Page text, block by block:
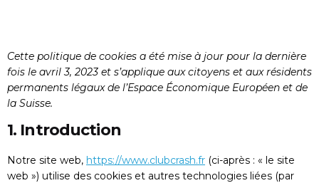
Cette politique de cookies a été mise à jour pour la dernière
fois le avril 3, 2023 et s’applique aux citoyens et aux résidents
permanents légaux de l’Espace Économique Européen et de
la Suisse.
1. Introduction
Notre site web, https://www.clubcrash.fr (ci-après : « le site
web ») utilise des cookies et autres technologies liées (par